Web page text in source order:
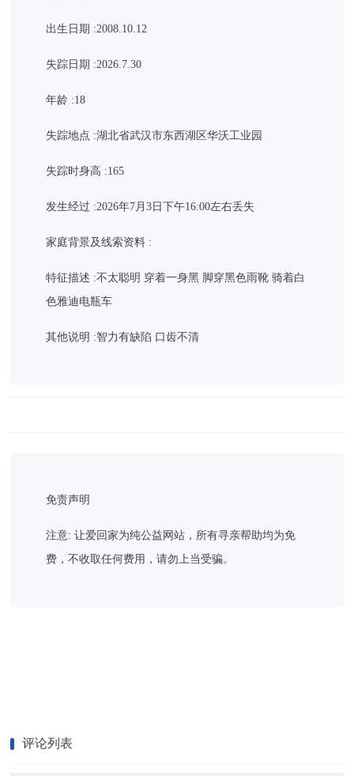
出生日期 :2008.10.12
失踪日期 :2026.7.30
年龄 :18
失踪地点 :湖北省武汉市东西湖区华沃工业园
失踪时身高 :165
发生经过 :2026年7月3日下午16:00左右丢失
家庭背景及线索资料 :
特征描述 :不太聪明 穿着一身黑 脚穿黑色雨靴 骑着白
色雅迪电瓶车
其他说明 :智力有缺陷 口齿不清
免责声明
注意: 让爱回家为纯公益网站，所有寻亲帮助均为免
费，不收取任何费用，请勿上当受骗。
评论列表